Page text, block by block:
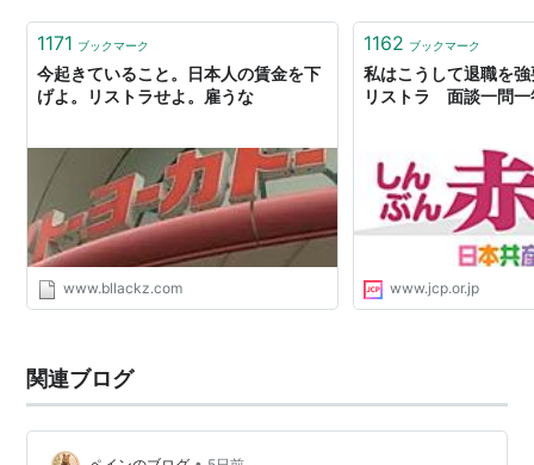
した。 → 「AIに仕事を奪わ…
1171 ブックマーク
今起きていること。日本人の賃金を下
げよ。リストラせよ。雇うな
www.bllackz.com
1162 ブックマーク
私はこうして退職を
リストラ 面談一問一
www.jcp.or.jp
関連ブログ